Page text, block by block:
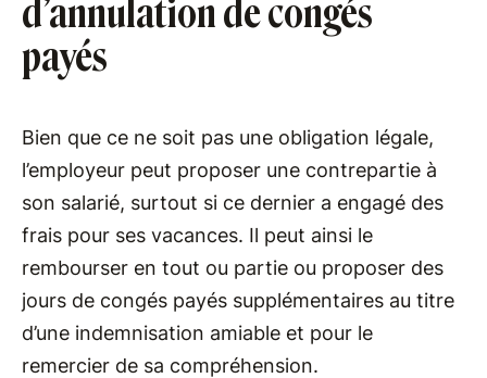
d’annulation de congés
payés
Bien que ce ne soit pas une obligation légale,
l’employeur peut proposer une contrepartie à
son salarié, surtout si ce dernier a engagé des
frais pour ses vacances. Il peut ainsi le
rembourser en tout ou partie ou proposer des
jours de congés payés supplémentaires au titre
d’une indemnisation amiable et pour le
remercier de sa compréhension.